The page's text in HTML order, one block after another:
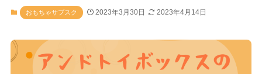
おもちゃサブスク 2023年3月30日 2023年4月14日